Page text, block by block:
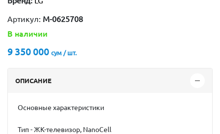
Артикул: М-0625708
В наличии
9 350 000 сум / шт.
ОПИСАНИЕ
Основные характеристики
Тип - ЖК-телевизор, NanoCell